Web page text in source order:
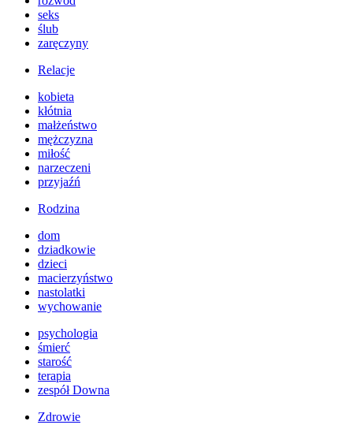
seks
ślub
zaręczyny
Relacje
kobieta
kłótnia
małżeństwo
mężczyzna
miłość
narzeczeni
przyjaźń
Rodzina
dom
dziadkowie
dzieci
macierzyństwo
nastolatki
wychowanie
psychologia
śmierć
starość
terapia
zespół Downa
Zdrowie